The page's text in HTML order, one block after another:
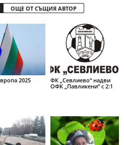
ОЩЕ ОТ СЪЩИЯ АВТОР
2025
ФК „Севлиево“ надви
ОФК „Павликени“ с 2:1